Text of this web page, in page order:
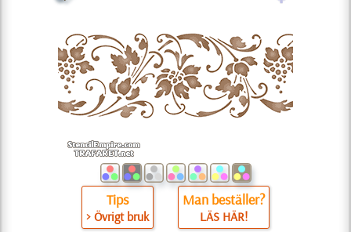
Tips
> Övrigt bruk
Man beställer?
LÄS HÄR!